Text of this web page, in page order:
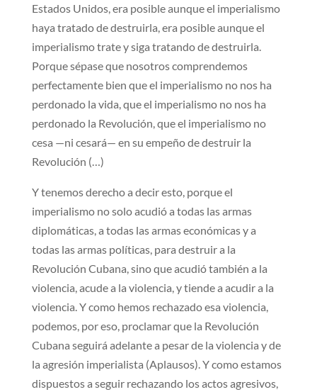
Estados Unidos, era posible aunque el imperialismo
haya tratado de destruirla, era posible aunque el
imperialismo trate y siga tratando de destruirla.
Porque sépase que nosotros comprendemos
perfectamente bien que el imperialismo no nos ha
perdonado la vida, que el imperialismo no nos ha
perdonado la Revolución, que el imperialismo no
cesa —ni cesará— en su empeño de destruir la
Revolución (…)
Y tenemos derecho a decir esto, porque el
imperialismo no solo acudió a todas las armas
diplomáticas, a todas las armas económicas y a
todas las armas políticas, para destruir a la
Revolución Cubana, sino que acudió también a la
violencia, acude a la violencia, y tiende a acudir a la
violencia. Y como hemos rechazado esa violencia,
podemos, por eso, proclamar que la Revolución
Cubana seguirá adelante a pesar de la violencia y de
la agresión imperialista (Aplausos). Y como estamos
dispuestos a seguir rechazando los actos agresivos,